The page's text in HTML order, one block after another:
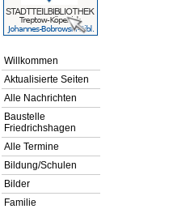
Willkommen
Aktualisierte Seiten
Alle Nachrichten
Baustelle
Friedrichshagen
Alle Termine
Bildung/Schulen
Bilder
Familie